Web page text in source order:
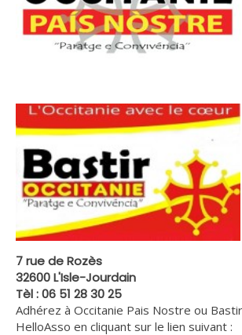
7 rue de Rozès
32600 L'Isle-Jourdain
Tèl : 06 51 28 30 25
Adhérez à Occitanie Pais Nostre ou
HelloAsso en cliquant sur le lien suivant :